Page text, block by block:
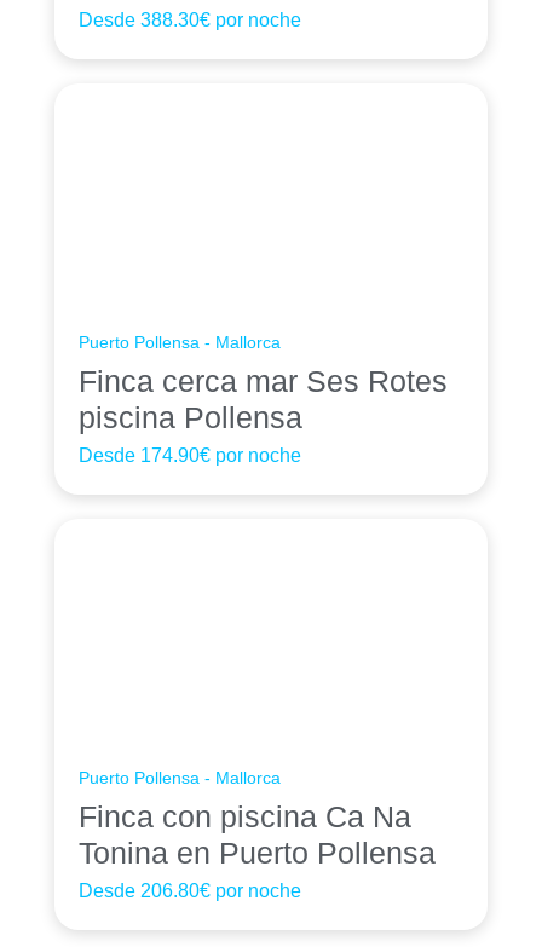
Desde 388.30€ por noche
Puerto Pollensa - Mallorca
Finca cerca mar Ses Rotes
piscina Pollensa
Desde 174.90€ por noche
Puerto Pollensa - Mallorca
Finca con piscina Ca Na
Tonina en Puerto Pollensa
Desde 206.80€ por noche